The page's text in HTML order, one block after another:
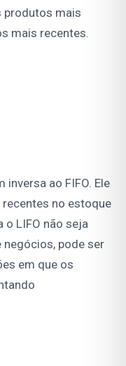
produtos mais
mais recentes.
inversa ao FIFO. Ele
no estoque
o LIFO não seja
pode ser
em que os